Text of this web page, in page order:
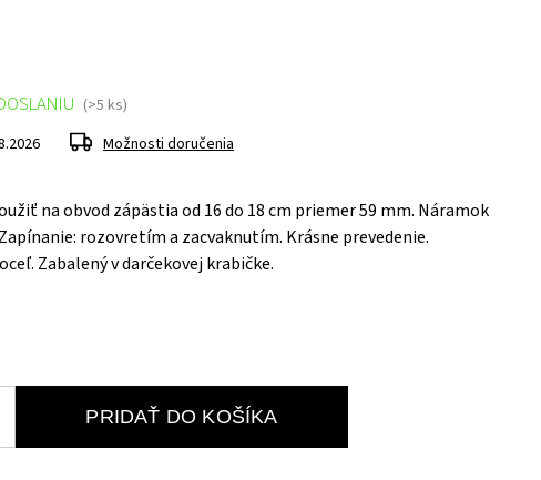
na obvod zápästia od 16 do 18 cm priemer 59 mm. Náramok
rozovretím a zacvaknutím. Krásne prevedenie.
Zabalený v darčekovej krabičke.
(>5 ks)
Možnosti doručenia
PRIDAŤ DO KOŠÍKA